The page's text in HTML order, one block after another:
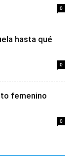
0
hasta qué
0
femenino
0